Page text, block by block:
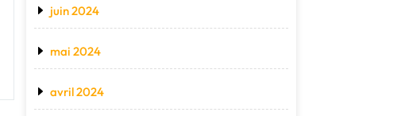
juin 2024
mai 2024
avril 2024